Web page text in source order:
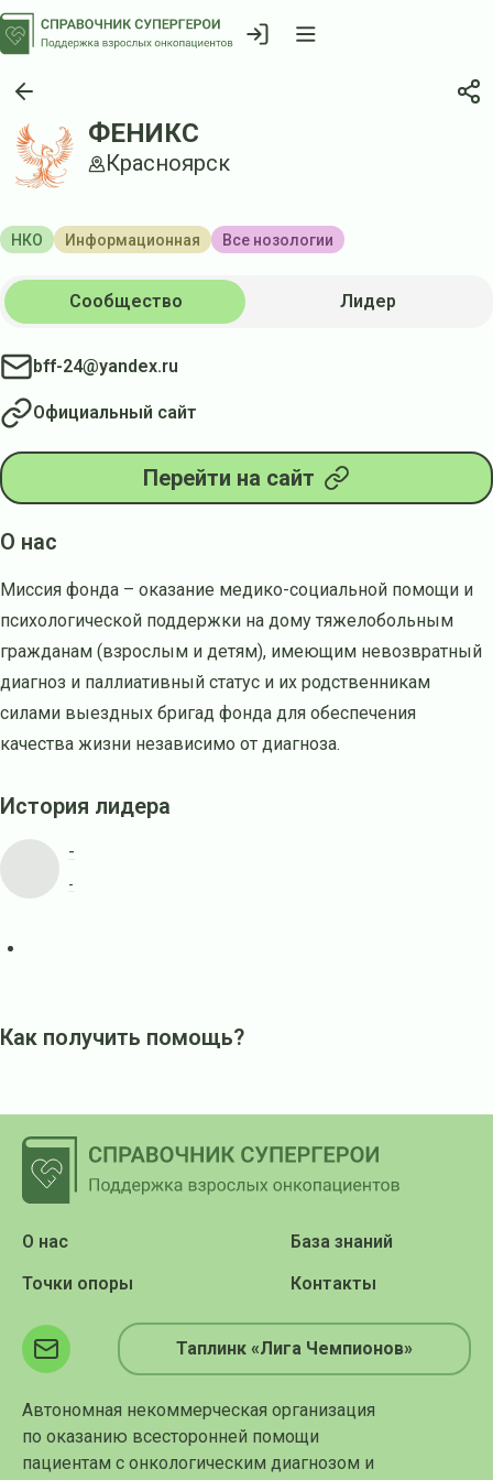
ФЕНИКС
Красноярск
НКО Информационная Все нозологии
Сообщество Лидер
bff-24@yandex.ru
Официальный сайт
Перейти на сайт
О нас
Миссия фонда – оказание медико-социальной помощи и
психологической поддержки на дому тяжелобольным
гражданам (взрослым и детям), имеющим невозвратный
диагноз и паллиативный статус и их родственникам
силами выездных бригад фонда для обеспечения
качества жизни независимо от диагноза.
История лидера
-
-
Как получить помощь?
Автономная некоммерческая организация
по оказанию всесторонней помощи
пациентам с онкологическим диагнозом и
О нас
База знаний
Точки опоры
Контакты
Таплинк «Лига Чемпионов»